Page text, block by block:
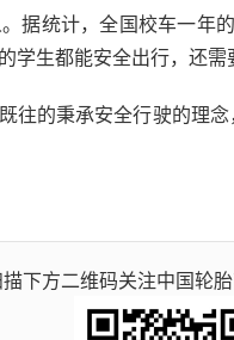
统计，全国校车一年
学生都能安全出行，还需
的秉承安全行驶的理念
下方二维码关注中国轮